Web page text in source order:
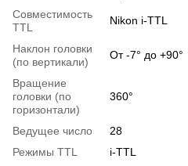
Совместимость
TTL
Nikon i-TTL
Наклон головки
(по вертикали)
От -7° до +90°
Вращение
головки (по
горизонтали)
360°
Ведущее число
28
Режимы TTL
i-TTL